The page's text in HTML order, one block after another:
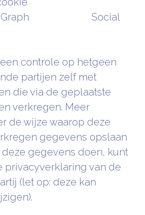
Graph Social
controle op hetgeen
partijen zelf met
die via de geplaatste
verkregen. Meer
de wijze waarop deze
gegevens opslaan
deze gegevens doen, kunt
privacyverklaring van de
(let op: deze kan